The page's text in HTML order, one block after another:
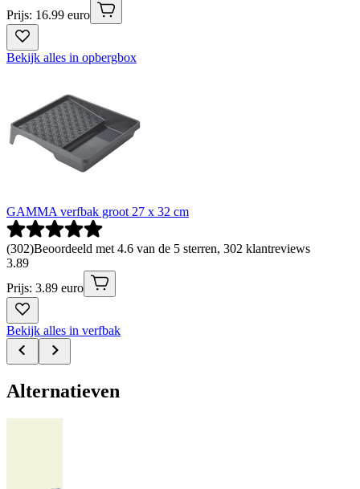
Prijs: 16.99 euro
Bekijk alles in opbergbox
GAMMA verfbak groot 27 x 32 cm
(302)Beoordeeld met 4.6 van de 5 sterren, 302 klantreviews
3.89
Prijs: 3.89 euro
Bekijk alles in verfbak
Alternatieven